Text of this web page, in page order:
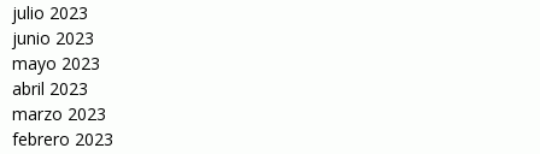
julio 2023
junio 2023
mayo 2023
abril 2023
marzo 2023
febrero 2023